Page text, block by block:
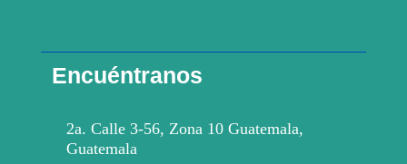
Encuéntranos
2a. Calle 3-56, Zona 10 Guatemala,
Guatemala